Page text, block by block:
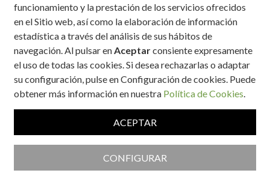
funcionamiento y la prestación de los servicios ofrecidos
en el Sitio web, así como la elaboración de información
estadística a través del análisis de sus hábitos de
navegación. Al pulsar enAceptarconsiente expresamente
el uso de todas las cookies. Si desea rechazarlas o adaptar
su configuración, pulse en Configuración de cookies. Puede
obtener más información en nuestra Política de Cookies.
ACEPTAR
CONFIGURAR
Ingredientes